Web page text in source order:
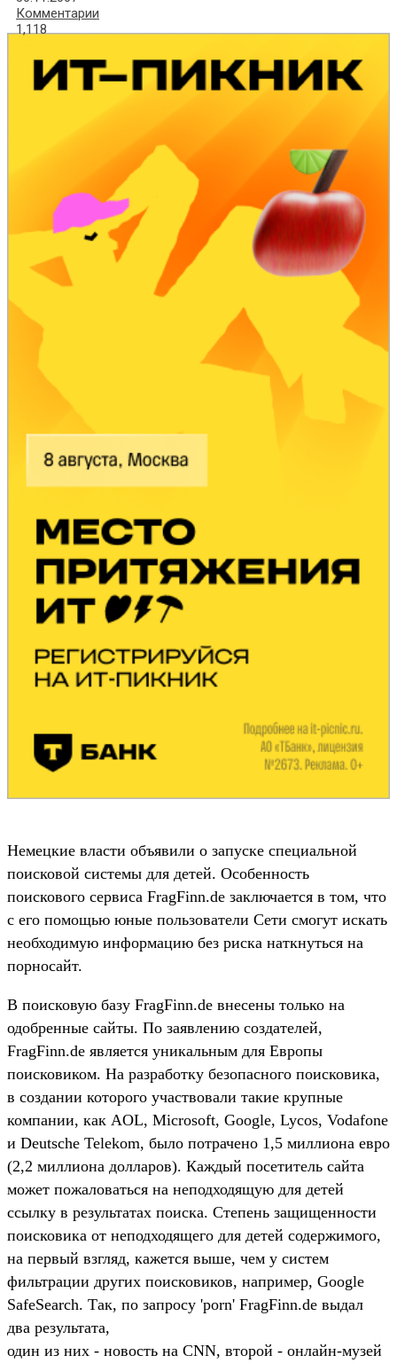
Комментарии
1,118
Немецкие власти объявили о запуске специальной
поисковой системы для детей. Особенность
поискового сервиса FragFinn.de заключается в том, что
с его помощью юные пользователи Сети смогут искать
необходимую информацию без риска наткнуться на
порносайт.
В поисковую базу FragFinn.de внесены только на
одобренные сайты. По заявлению создателей,
FragFinn.de является уникальным для Европы
поисковиком. На разработку безопасного поисковика,
в создании которого участвовали такие крупные
компании, как AOL, Microsoft, Google, Lycos, Vodafone
и Deutsche Telekom, было потрачено 1,5 миллиона евро
(2,2 миллиона долларов). Каждый посетитель сайта
может пожаловаться на неподходящую для детей
ссылку в результатах поиска. Степень защищенности
поисковика от неподходящего для детей содержимого,
на первый взгляд, кажется выше, чем у систем
фильтрации других поисковиков, например, Google
SafeSearch. Так, по запросу 'porn' FragFinn.de выдал
два результата,
один из них - новость на CNN, второй - онлайн-музей